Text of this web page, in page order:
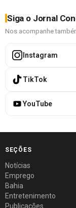
Siga o Jornal
Nos acompanhe
Instagram
TikTok
YouTube
SEÇÕES
Notícias
Emprego
Bahia
Entretenimento
Publicações